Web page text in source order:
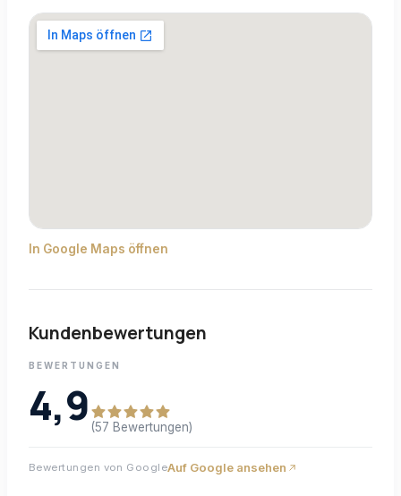
In Google Maps öffnen
Kundenbewertungen
BEWERTUNGEN
4,9 (57 Bewertungen)
Bewertungen von GoogleAuf Google ansehen